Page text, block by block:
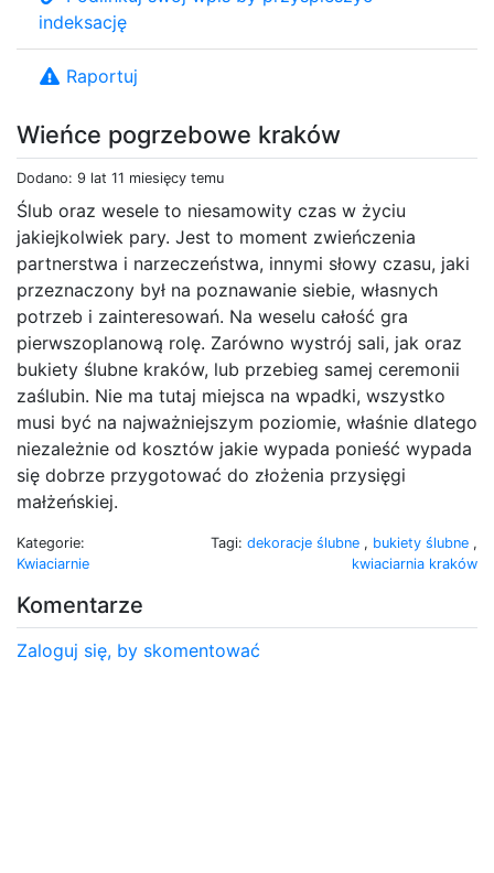
Wieńce pogrzebowe kraków
Dodano: 9 lat 11 miesięcy temu
Ślub oraz wesele to niesamowity czas w życiu
jakiejkolwiek pary. Jest to moment zwieńczenia
partnerstwa i narzeczeństwa, innymi słowy czasu, jaki
przeznaczony był na poznawanie siebie, własnych
potrzeb i zainteresowań. Na weselu całość gra
pierwszoplanową rolę. Zarówno wystrój sali, jak oraz
bukiety ślubne kraków, lub przebieg samej ceremonii
zaślubin. Nie ma tutaj miejsca na wpadki, wszystko
musi być na najważniejszym poziomie, właśnie dlatego
niezależnie od kosztów jakie wypada ponieść wypada
się dobrze przygotować do złożenia przysięgi
małżeńskiej.
Kategorie:
Kwiaciarnie
Tagi: dekoracje ślubne , bukiety ślubne ,
kwiaciarnia kraków
Komentarze
Zaloguj się, by skomentować
indeksację
Raportuj